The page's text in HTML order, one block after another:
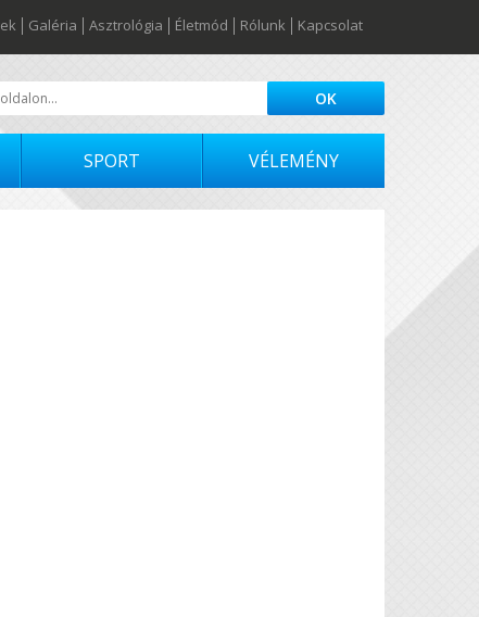
Galéria Asztrológia Életmód Rólunk Kapcsolat
SPORT VÉLEMÉNY